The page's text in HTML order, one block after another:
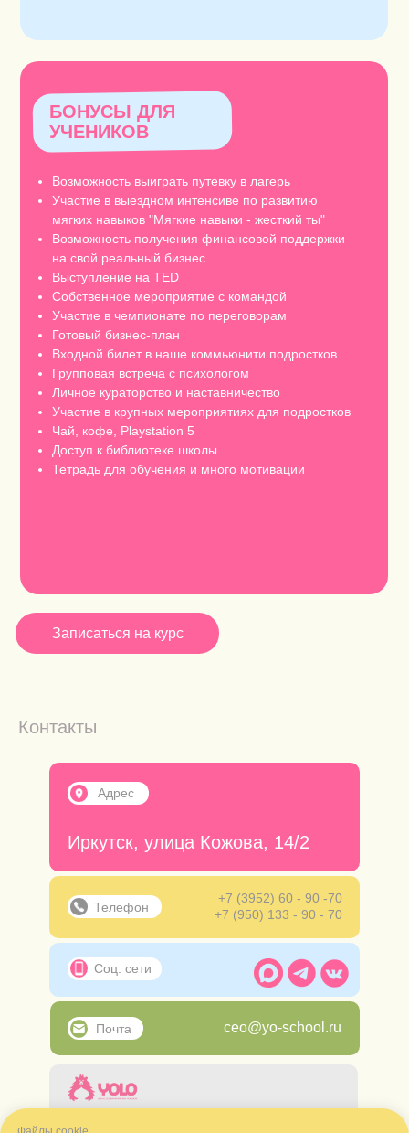
Возможность выиграть путевку в лагерь
Участие в выездном интенсиве по развитию
мягких навыков "Мягкие навыки - жесткий ты"
Возможность получения финансовой поддержки
на свой реальный бизнес
Выступление на TED
Собственное мероприятие с командой
Участие в чемпионате по переговорам
Готовый бизнес-план
Входной билет в наше коммьюнити подростков
Групповая встреча с психологом
Личное кураторство и наставничество
Участие в крупных мероприятиях для подростков
Чай, кофе, Playstation 5
Доступ к библиотеке школы
Тетрадь для обучения и много мотивации
БОНУСЫ ДЛЯ
УЧЕНИКОВ
Записаться на курс
Контакты
+7 (3952) 60 - 90 -70
+7 (950) 133 - 90 - 70
Телефон
Иркутск, улица Кожова, 14/2
Адрес
ИНН 380121457986 ОГРНИП
ceo@yo-school.ru
Почта
Соц. сети